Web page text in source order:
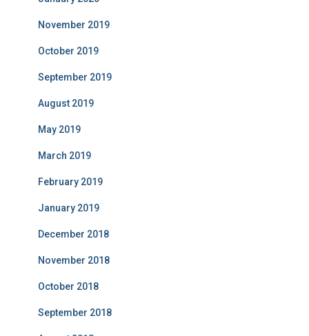
November 2019
October 2019
September 2019
August 2019
May 2019
March 2019
February 2019
January 2019
December 2018
November 2018
October 2018
September 2018